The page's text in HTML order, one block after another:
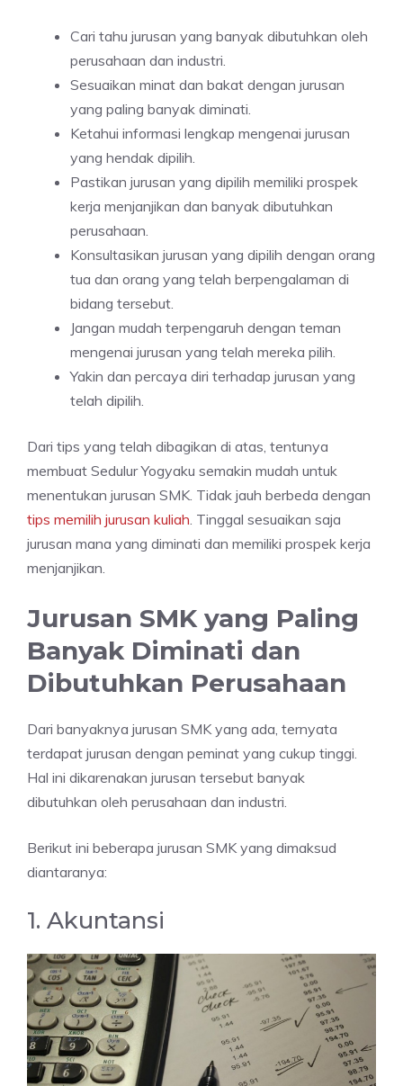
Cari tahu jurusan yang banyak dibutuhkan oleh
perusahaan dan industri.
Sesuaikan minat dan bakat dengan jurusan
yang paling banyak diminati.
Ketahui informasi lengkap mengenai jurusan
yang hendak dipilih.
Pastikan jurusan yang dipilih memiliki prospek
kerja menjanjikan dan banyak dibutuhkan
perusahaan.
Konsultasikan jurusan yang dipilih dengan orang
tua dan orang yang telah berpengalaman di
bidang tersebut.
Jangan mudah terpengaruh dengan teman
mengenai jurusan yang telah mereka pilih.
Yakin dan percaya diri terhadap jurusan yang
telah dipilih.
Dari tips yang telah dibagikan di atas, tentunya
membuat Sedulur Yogyaku semakin mudah untuk
menentukan jurusan SMK. Tidak jauh berbeda dengan
tips memilih jurusan kuliah . Tinggal sesuaikan saja
jurusan mana yang diminati dan memiliki prospek kerja
menjanjikan.
Jurusan SMK yang Paling
Banyak Diminati dan
Dibutuhkan Perusahaan
Dari banyaknya jurusan SMK yang ada, ternyata
terdapat jurusan dengan peminat yang cukup tinggi.
Hal ini dikarenakan jurusan tersebut banyak
dibutuhkan oleh perusahaan dan industri.
Berikut ini beberapa jurusan SMK yang dimaksud
diantaranya:
1. Akuntansi